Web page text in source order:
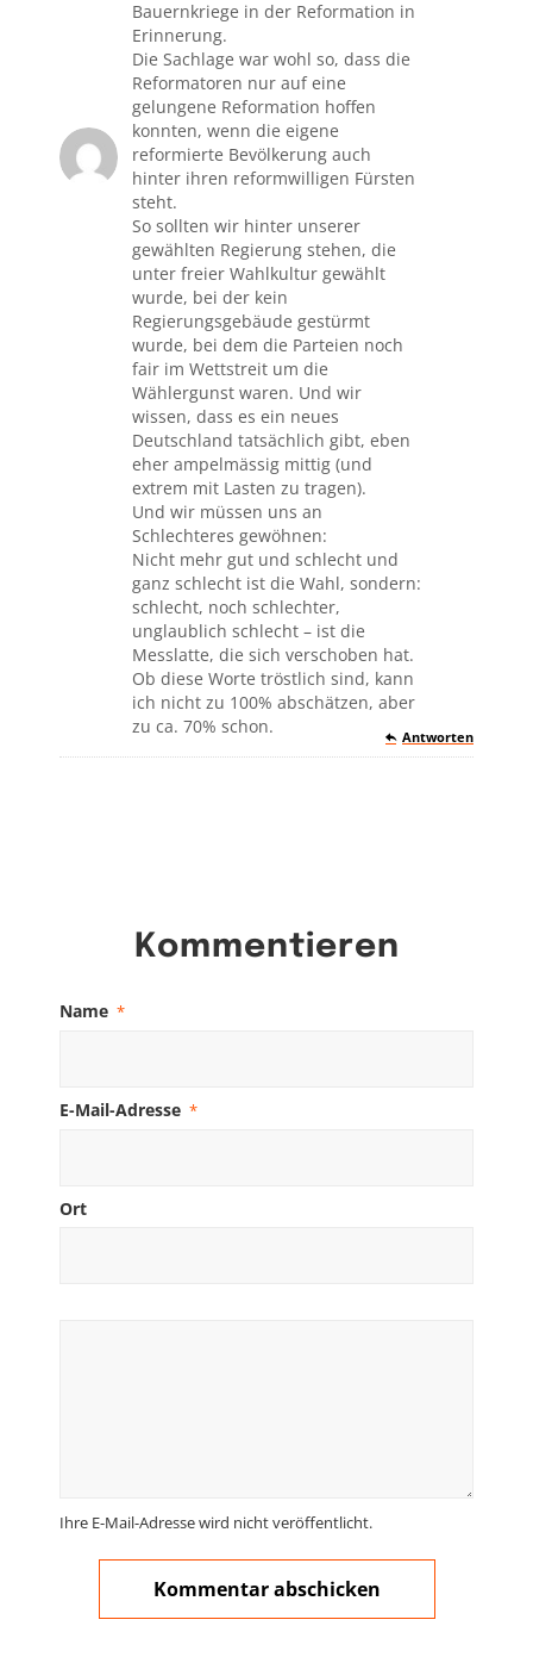
Bauernkriege in der Reformation in
Erinnerung.
Die Sachlage war wohl so, dass die
Reformatoren nur auf eine
gelungene Reformation hoffen
konnten, wenn die eigene
reformierte Bevölkerung auch
hinter ihren reformwilligen Fürsten
steht.
So sollten wir hinter unserer
gewählten Regierung stehen, die
unter freier Wahlkultur gewählt
wurde, bei der kein
Regierungsgebäude gestürmt
wurde, bei dem die Parteien noch
fair im Wettstreit um die
Wählergunst waren. Und wir
wissen, dass es ein neues
Deutschland tatsächlich gibt, eben
eher ampelmässig mittig (und
extrem mit Lasten zu tragen).
Und wir müssen uns an
Schlechteres gewöhnen:
Nicht mehr gut und schlecht und
ganz schlecht ist die Wahl, sondern:
schlecht, noch schlechter,
unglaublich schlecht – ist die
Messlatte, die sich verschoben hat.
Ob diese Worte tröstlich sind, kann
ich nicht zu 100% abschätzen, aber
zu ca. 70% schon.
Antworten
Kommentieren
Name *
E-Mail-Adresse *
Ort
Ihre E-Mail-Adresse wird nicht veröffentlicht.